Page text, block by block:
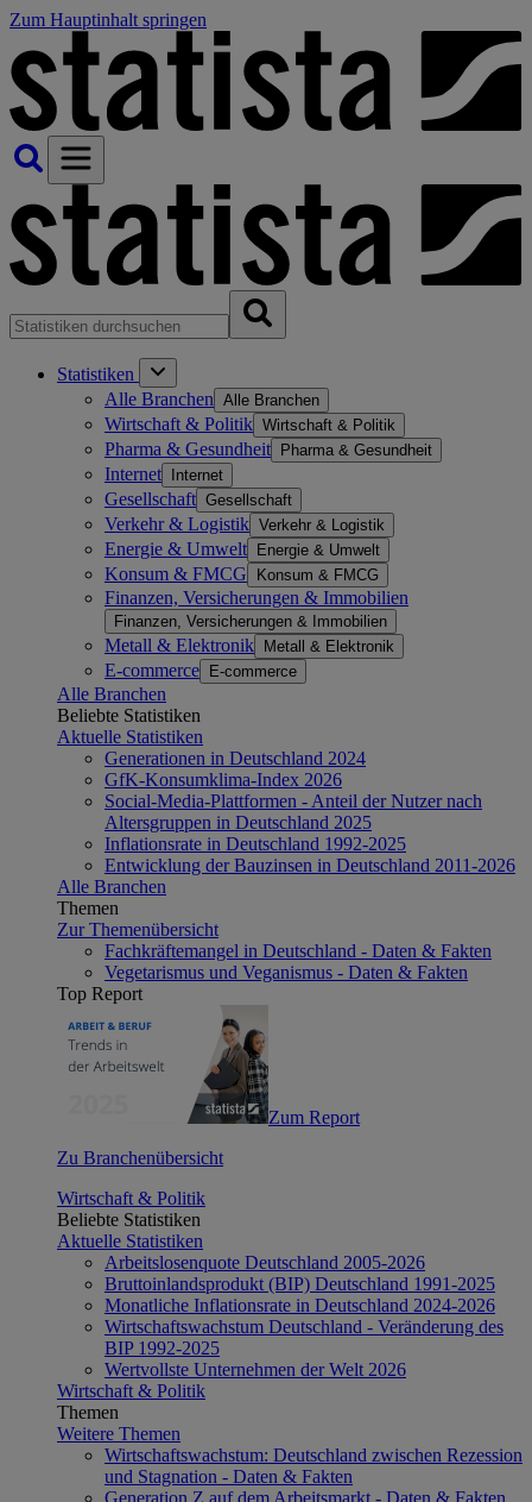
Zum Hauptinhalt springen
Statistiken
Alle Branchen Alle Branchen
Wirtschaft & Politik Wirtschaft & Politik
Pharma & Gesundheit Pharma & Gesundheit
Internet Internet
Gesellschaft Gesellschaft
Verkehr & Logistik Verkehr & Logistik
Energie & Umwelt Energie & Umwelt
Konsum & FMCG Konsum & FMCG
Finanzen, Versicherungen & Immobilien
Finanzen, Versicherungen & Immobilien
Metall & Elektronik Metall & Elektronik
E-commerce E-commerce
Alle Branchen
Beliebte Statistiken
Aktuelle Statistiken
Generationen in Deutschland 2024
GfK-Konsumklima-Index 2026
Social-Media-Plattformen - Anteil der Nutzer nach
Altersgruppen in Deutschland 2025
Inflationsrate in Deutschland 1992-2025
Entwicklung der Bauzinsen in Deutschland 2011-2026
Alle Branchen
Themen
Zur Themenübersicht
Fachkräftemangel in Deutschland - Daten & Fakten
Vegetarismus und Veganismus - Daten & Fakten
Top Report
Zum Report
Zu Branchenübersicht
Wirtschaft & Politik
Beliebte Statistiken
Aktuelle Statistiken
Arbeitslosenquote Deutschland 2005-2026
Bruttoinlandsprodukt (BIP) Deutschland 1991-2025
Monatliche Inflationsrate in Deutschland 2024-2026
Wirtschaftswachstum Deutschland - Veränderung des
BIP 1992-2025
Wertvollste Unternehmen der Welt 2026
Wirtschaft & Politik
Themen
Weitere Themen
Wirtschaftswachstum: Deutschland zwischen Rezession
und Stagnation - Daten & Fakten
Generation Z auf dem Arbeitsmarkt - Daten & Fakten